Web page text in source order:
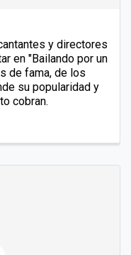
y directores
en "Bailando por un
de fama, de los
su popularidad y
cobran.